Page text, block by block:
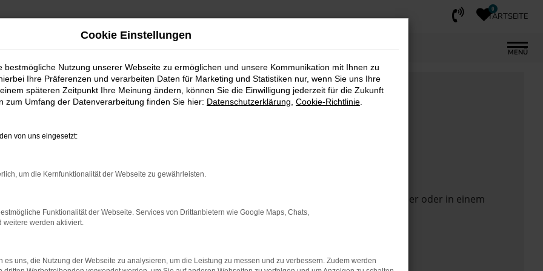
0
STARTSEITE
MENÜ
das Laden bestimmter Seiten verhindern. Funktioniert die Seite in einem anderen Browser oder in einem
zu beheben.
auf dem neuesten Stand sind.
Cookie Einstellungen
bestmögliche Nutzung unserer Webseite zu ermöglichen und unsere Kommunikation mit Ihnen zu
Ihre Präferenzen und verarbeiten Daten für Marketing und Statistiken nur, wenn Sie uns Ihre
späteren Zeitpunkt Ihre Meinung ändern, können Sie die Einwilligung jederzeit für die Zukunft
zum Umfang der Datenverarbeitung finden Sie hier: Datenschutzerklärung Cookie-Richtlinie
von uns eingesetzt:
um die Kernfunktionalität der Webseite zu gewährleisten.
Funktionalität der Webseite. Services von Drittanbietern wie Google Maps, Chats,
weitere werden aktiviert.
es uns, die Nutzung der Webseite zu analysieren, um die Leistung zu messen und zu verbessern. Zudem werden